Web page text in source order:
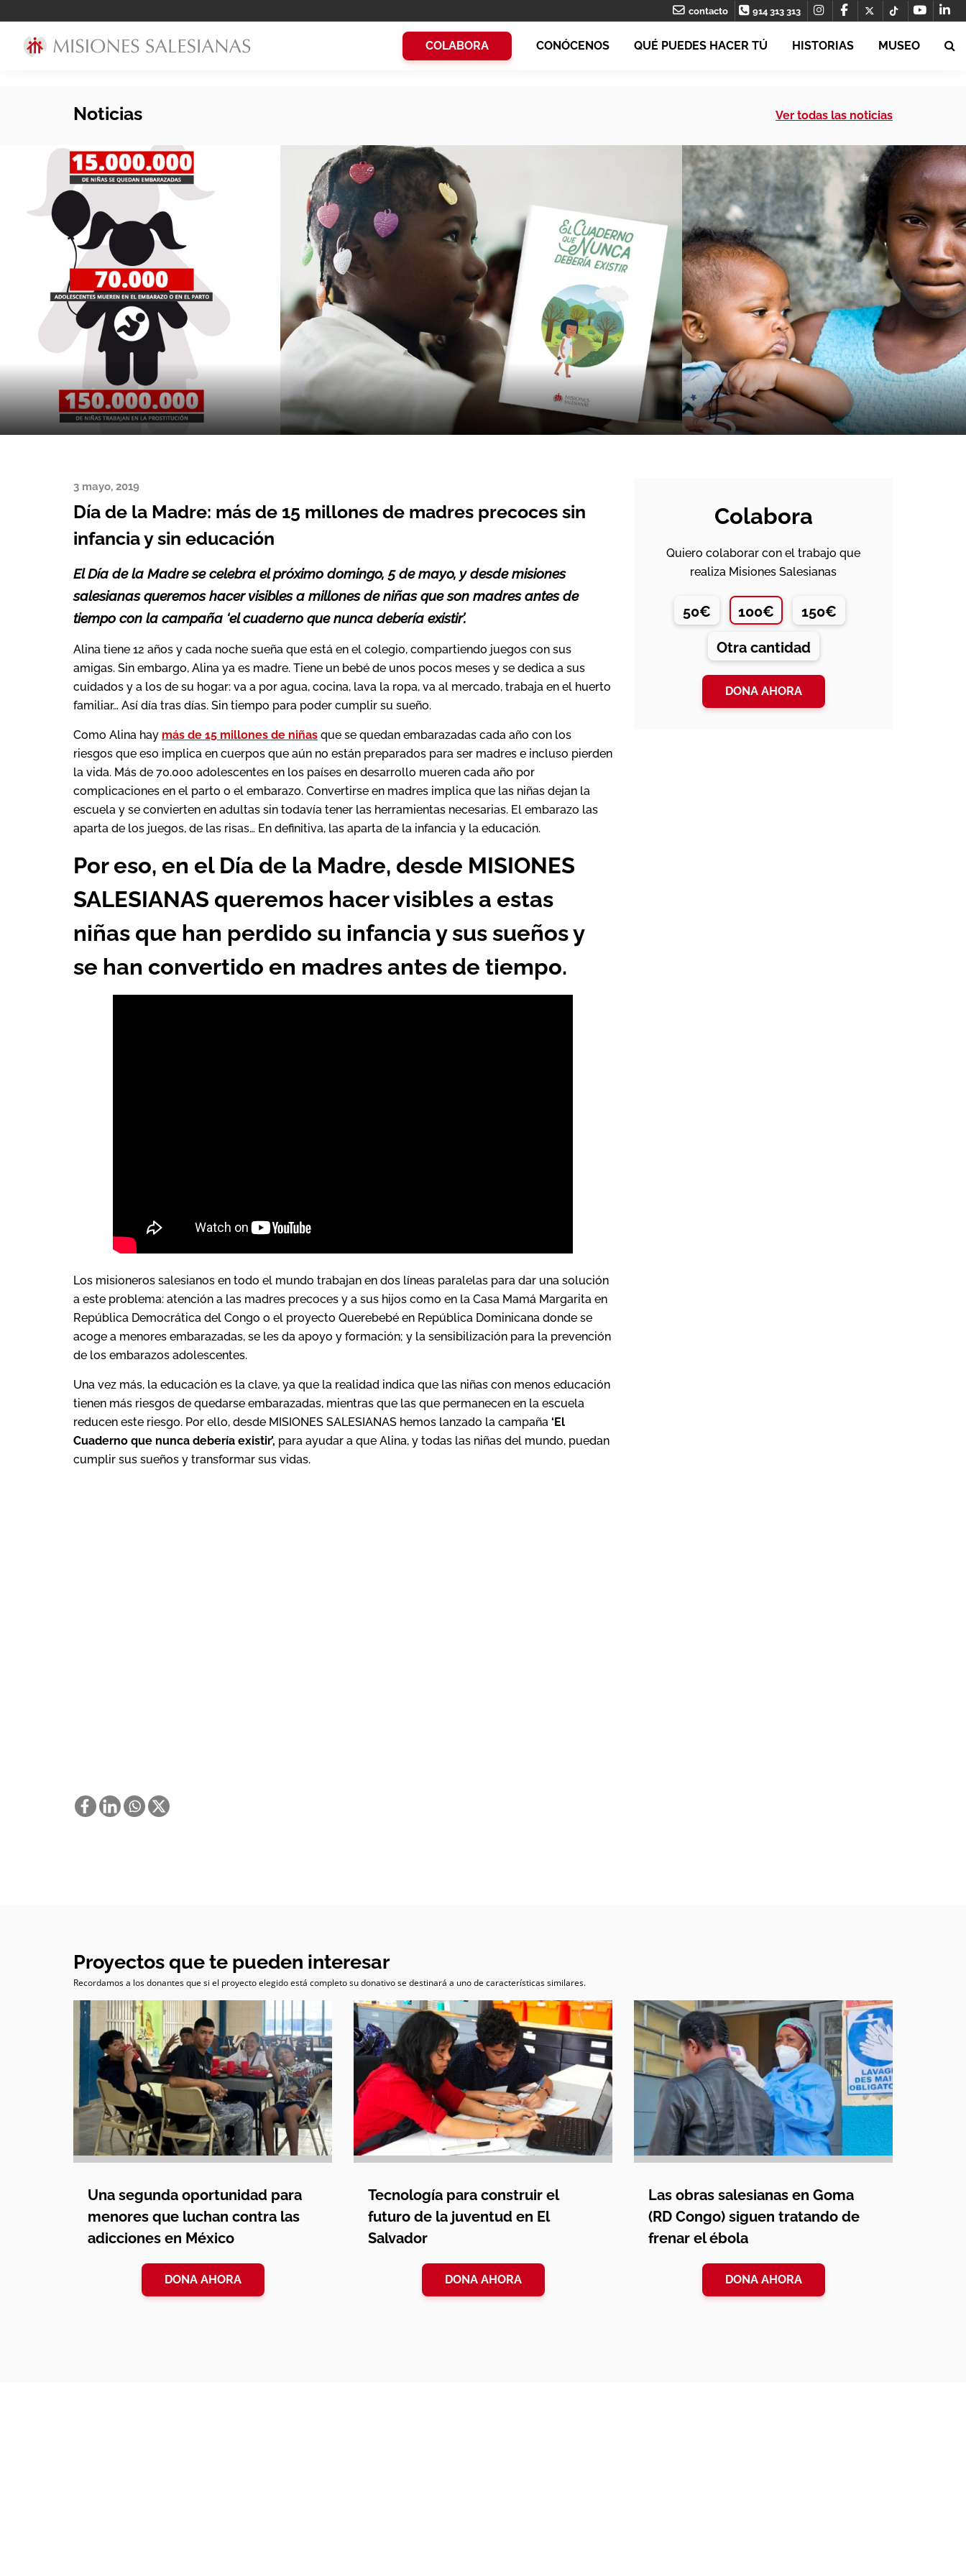
contacto 914 313 313
COLABORA CONÓCENOS QUÉ PUEDES HACER TÚ HISTORIAS MUSEO
Noticias Ver todas las noticias
3 mayo, 2019
Día de la Madre: más de 15 millones de madres precoces sin
infancia y sin educación
El Día de la Madre se celebra el próximo domingo, 5 de mayo, y desde misiones
salesianas queremos hacer visibles a millones de niñas que son madres antes de
tiempo con la campaña ‘el cuaderno que nunca debería existir’.
Alina tiene 12 años y cada noche sueña que está en el colegio, compartiendo juegos con sus
amigas. Sin embargo, Alina ya es madre. Tiene un bebé de unos pocos meses y se dedica a sus
cuidados y a los de su hogar: va a por agua, cocina, lava la ropa, va al mercado, trabaja en el huerto
familiar… Así día tras días. Sin tiempo para poder cumplir su sueño.
Como Alina hay más de 15 millones de niñas que se quedan embarazadas cada año con los
riesgos que eso implica en cuerpos que aún no están preparados para ser madres e incluso pierden
la vida. Más de 70.000 adolescentes en los países en desarrollo mueren cada año por
complicaciones en el parto o el embarazo. Convertirse en madres implica que las niñas dejan la
escuela y se convierten en adultas sin todavía tener las herramientas necesarias. El embarazo las
aparta de los juegos, de las risas… En definitiva, las aparta de la infancia y la educación.
Por eso, en el Día de la Madre, desde MISIONES
SALESIANAS queremos hacer visibles a estas
niñas que han perdido su infancia y sus sueños y
se han convertido en madres antes de tiempo.
Los misioneros salesianos en todo el mundo trabajan en dos líneas paralelas para dar una solución
a este problema: atención a las madres precoces y a sus hijos como en la Casa Mamá Margarita en
República Democrática del Congo o el proyecto Querebebé en República Dominicana donde se
acoge a menores embarazadas, se les da apoyo y formación; y la sensibilización para la prevención
de los embarazos adolescentes.
Una vez más, la educación es la clave, ya que la realidad indica que las niñas con menos educación
tienen más riesgos de quedarse embarazadas, mientras que las que permanecen en la escuela
reducen este riesgo. Por ello, desde MISIONES SALESIANAS hemos lanzado la campaña ‘El
Cuaderno que nunca debería existir’, para ayudar a que Alina, y todas las niñas del mundo, puedan
cumplir sus sueños y transformar sus vidas.
Colabora
Quiero colaborar con el trabajo que
realiza Misiones Salesianas
50€ 100€ 150€
Otra cantidad
DONA AHORA
Proyectos que te pueden interesar
Recordamos a los donantes que si el proyecto elegido está completo su donativo se destinará a uno de características similares.
Una segunda oportunidad para
menores que luchan contra las
adicciones en México
DONA AHORA
Tecnología para construir el
futuro de la juventud en El
Salvador
DONA AHORA
Las obras salesianas en Goma
(RD Congo) siguen tratando de
frenar el ébola
DONA AHORA